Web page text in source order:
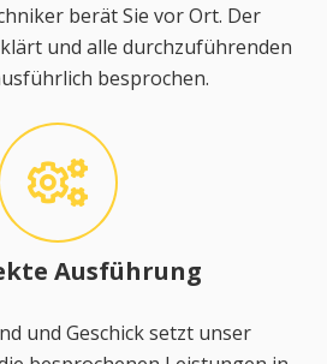
berät Sie vor Ort. Der
und alle durchzuführenden
besprochen.
Ausführung
und Geschick setzt unser